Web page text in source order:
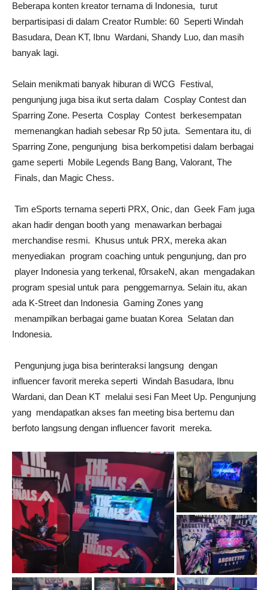
Beberapa konten kreator ternama di Indonesia, turut
berpartisipasi di dalam Creator Rumble: 60 Seperti Windah
Basudara, Dean KT, Ibnu Wardani, Shandy Luo, dan masih
banyak lagi.
Selain menikmati banyak hiburan di WCG Festival,
pengunjung juga bisa ikut serta dalam Cosplay Contest dan
Sparring Zone. Peserta Cosplay Contest berkesempatan
memenangkan hadiah sebesar Rp 50 juta. Sementara itu, di
Sparring Zone, pengunjung bisa berkompetisi dalam berbagai
game seperti Mobile Legends Bang Bang, Valorant, The
Finals, dan Magic Chess.
Tim eSports ternama seperti PRX, Onic, dan Geek Fam juga
akan hadir dengan booth yang menawarkan berbagai
merchandise resmi. Khusus untuk PRX, mereka akan
menyediakan program coaching untuk pengunjung, dan pro
player Indonesia yang terkenal, f0rsakeN, akan mengadakan
program spesial untuk para penggemarnya. Selain itu, akan
ada K-Street dan Indonesia Gaming Zones yang
menampilkan berbagai game buatan Korea Selatan dan
Indonesia.
Pengunjung juga bisa berinteraksi langsung dengan
influencer favorit mereka seperti Windah Basudara, Ibnu
Wardani, dan Dean KT melalui sesi Fan Meet Up. Pengunjung
yang mendapatkan akses fan meeting bisa bertemu dan
berfoto langsung dengan influencer favorit mereka.